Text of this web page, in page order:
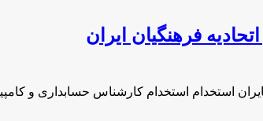
فرهنگیان ایران
استخدام استخدام کارشناس حسابداری و